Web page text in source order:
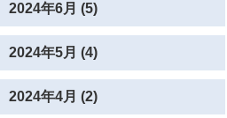
2024年6月 (5)
2024年5月 (4)
2024年4月 (2)